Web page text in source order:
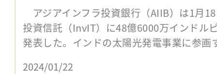
アジアインフラ投資銀行（AIIB）は1月
投資信託（InvIT）に48億6000万インドル
発表した。インドの太陽光発電事業に参
2024/01/22